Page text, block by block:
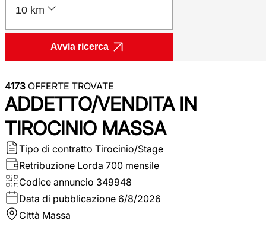
10 km
Avvia ricerca
4173 OFFERTE TROVATE
ADDETTO/VENDITA IN
TIROCINIO MASSA
Tipo di contratto Tirocinio/Stage
Retribuzione Lorda 700 mensile
Codice annuncio 349948
Data di pubblicazione 6/8/2026
Città Massa